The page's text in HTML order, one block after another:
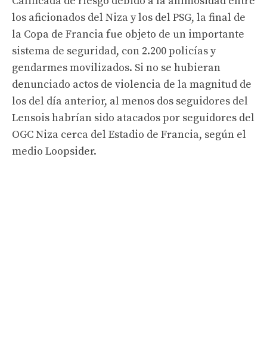
los aficionados del Niza y los del PSG, la final de
la Copa de Francia fue objeto de un importante
sistema de seguridad, con 2.200 policías y
gendarmes movilizados. Si no se hubieran
denunciado actos de violencia de la magnitud de
los del día anterior, al menos dos seguidores del
Lensois habrían sido atacados por seguidores del
OGC Niza cerca del Estadio de Francia, según el
medio Loopsider.